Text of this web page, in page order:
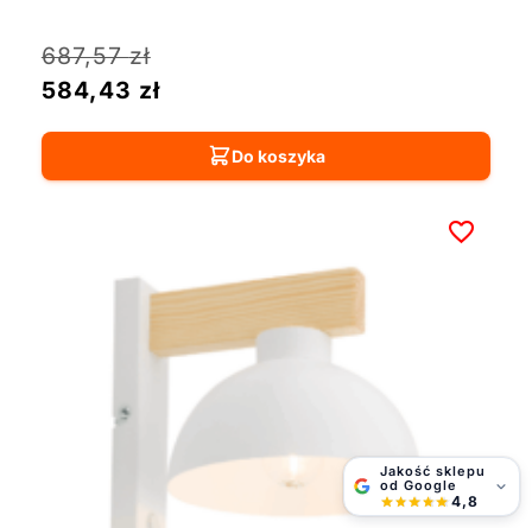
687,57zł
584,43 zł
Do koszyka
Jakość sklepu
od Google
4,8